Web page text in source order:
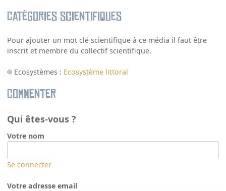
Catégories scientifiques
Pour ajouter un mot clé scientifique à ce média il faut être
inscrit et membre du collectif scientifique.
Ecosystèmes : Ecosystème littoral
Commenter
Qui êtes-vous ?
Votre nom
Se connecter
Votre adresse email